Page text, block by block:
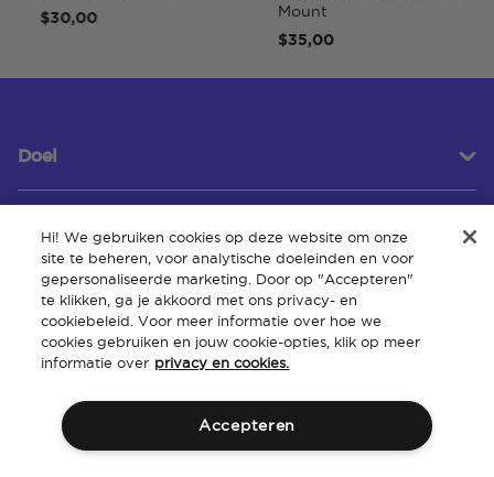
$30,00
Mount
$35,00
Doel
Klantenservice
Over
Hi! We gebruiken cookies op deze website om onze
site te beheren, voor analytische doeleinden en voor
gepersonaliseerde marketing. Door op "Accepteren"
te klikken, ga je akkoord met ons privacy- en
cookiebeleid. Voor meer informatie over hoe we
cookies gebruiken en jouw cookie-opties, klik op meer
informatie over privacy en cookies.
Accepteren